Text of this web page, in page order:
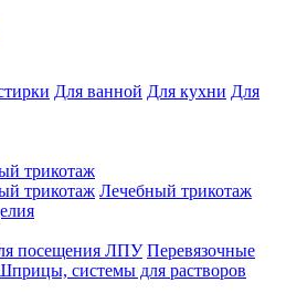
Для ванной Для кухни Для
трикотаж
трикотаж Лечебный трикотаж
посещения ЛПУ Перевязочные
системы для растворов